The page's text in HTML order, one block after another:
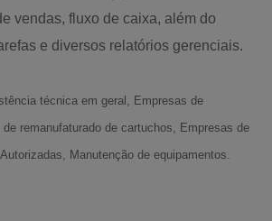
vendas, fluxo de caixa, além do
e diversos relatórios gerenciais.
técnica em geral, Empresas de
de remanufaturado de cartuchos, Empresas de
Manutenção de equipamentos.